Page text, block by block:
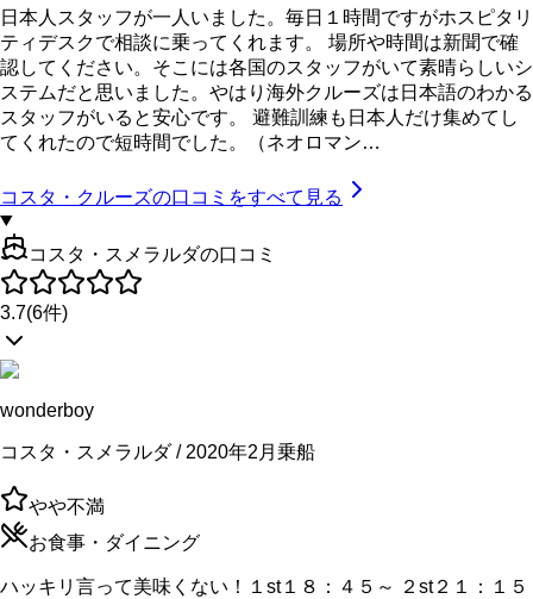
日本人スタッフが一人いました。毎日１時間ですがホスピタリ
ティデスクで相談に乗ってくれます。 場所や時間は新聞で確
認してください。そこには各国のスタッフがいて素晴らしいシ
ステムだと思いました。やはり海外クルーズは日本語のわかる
スタッフがいると安心です。 避難訓練も日本人だけ集めてし
てくれたので短時間でした。（ネオロマン…
コスタ・クルーズの口コミをすべて見る
コスタ・スメラルダの口コミ
3.7(6件)
wonderboy
コスタ・スメラルダ / 2020年2月乗船
やや不満
お食事・ダイニング
ハッキリ言って美味くない！１st１８：４５～ ２st２１：１５